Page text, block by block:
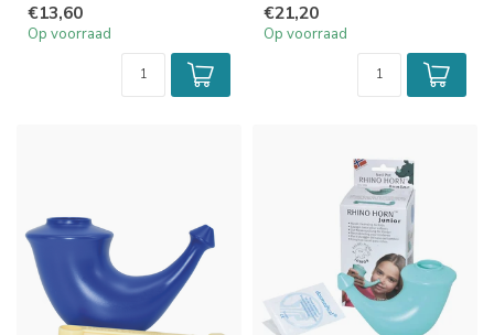
€13,60
Op voorraad
s...
€21,20
Op voorraad